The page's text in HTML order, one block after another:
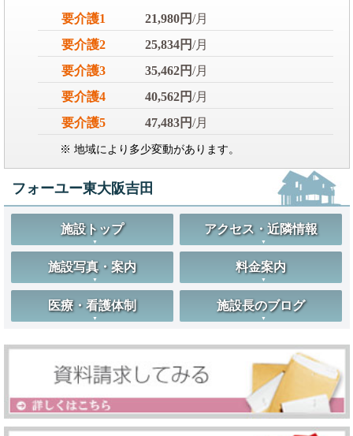
要介護1 21,980円/月
要介護2
25,834円/月
要介護3
35,462円/月
要介護4
40,562円/月
要介護5
47,483円/月
※ 地域により多少変動があります。
フォーユー東大阪吉田
施設トップ アクセス・近隣情報
施設写真・案内 料金案内
医療・看護体制 施設長のブログ